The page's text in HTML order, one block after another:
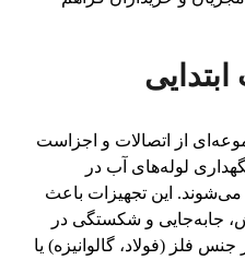
از اتصالات و اجزاست
لوله‌های آب در
این تجهیزات باعث
جابه‌جایی و شکستگی در
جنس فلز (فولاد، گالوانیزه) یا